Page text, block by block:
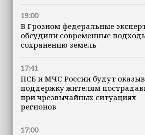
19:00
В Грозном федеральные
обсудили современные
сохранению земель
17:41
ПСБ и МЧС России будут
поддержку жителям
при чрезвычайных ситуациях
регионов
17:00